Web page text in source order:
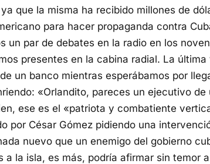
que la misma ha recibido millones de
para hacer propaganda contra
un par de debates en la radio en los
presentes en la cabina radial. La
un banco mientras esperábamos por
«Orlandito, pareces un ejecutivo
ese es el «patriota y combatiente
por César Gómez pidiendo una
nuevo que un enemigo del gobierno
a la isla, es más, podría afirmar sin temor